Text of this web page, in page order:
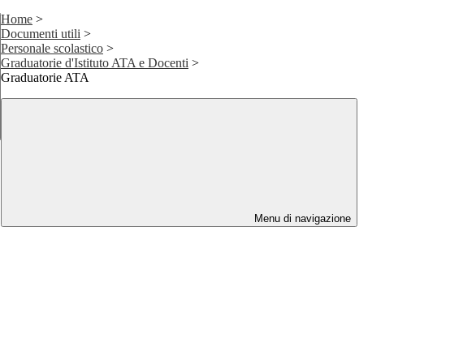
Home >
Documenti utili >
Personale scolastico >
Graduatorie d'Istituto ATA e Docenti >
Graduatorie ATA
Menu di navigazione